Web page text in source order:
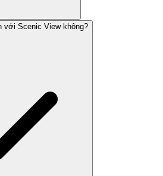
với Scenic View không?